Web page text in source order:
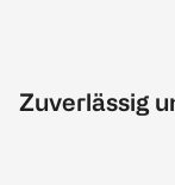
Zuverlässig